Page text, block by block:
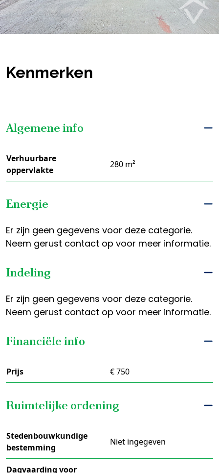
Kenmerken
Algemene info
Verhuurbare
oppervlakte
280 m²
Energie
Er zijn geen gegevens voor deze categorie.
Neem gerust contact op voor meer informatie.
Indeling
Er zijn geen gegevens voor deze categorie.
Neem gerust contact op voor meer informatie.
Financiële info
Prijs € 750
Ruimtelijke ordening
Stedenbouwkundige
bestemming
Niet ingegeven
Dagvaarding voor